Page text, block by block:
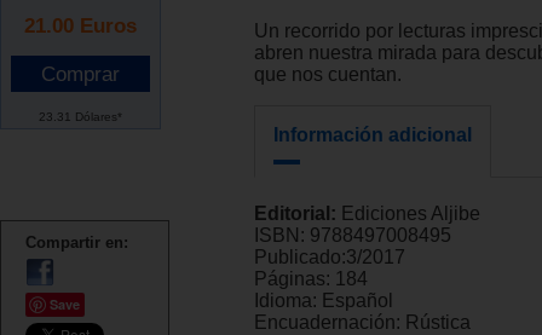
21.00 Euros
23.31 Dólares*
Compartir en:
Save
Un recorrido por lecturas
abren nuestra mirada para
que nos cuentan.
Información adicional
Editorial: Ediciones Aljibe
ISBN: 9788497008495
Publicado:3/2017
Páginas: 184
Idioma: Español
Encuadernación: Rústica